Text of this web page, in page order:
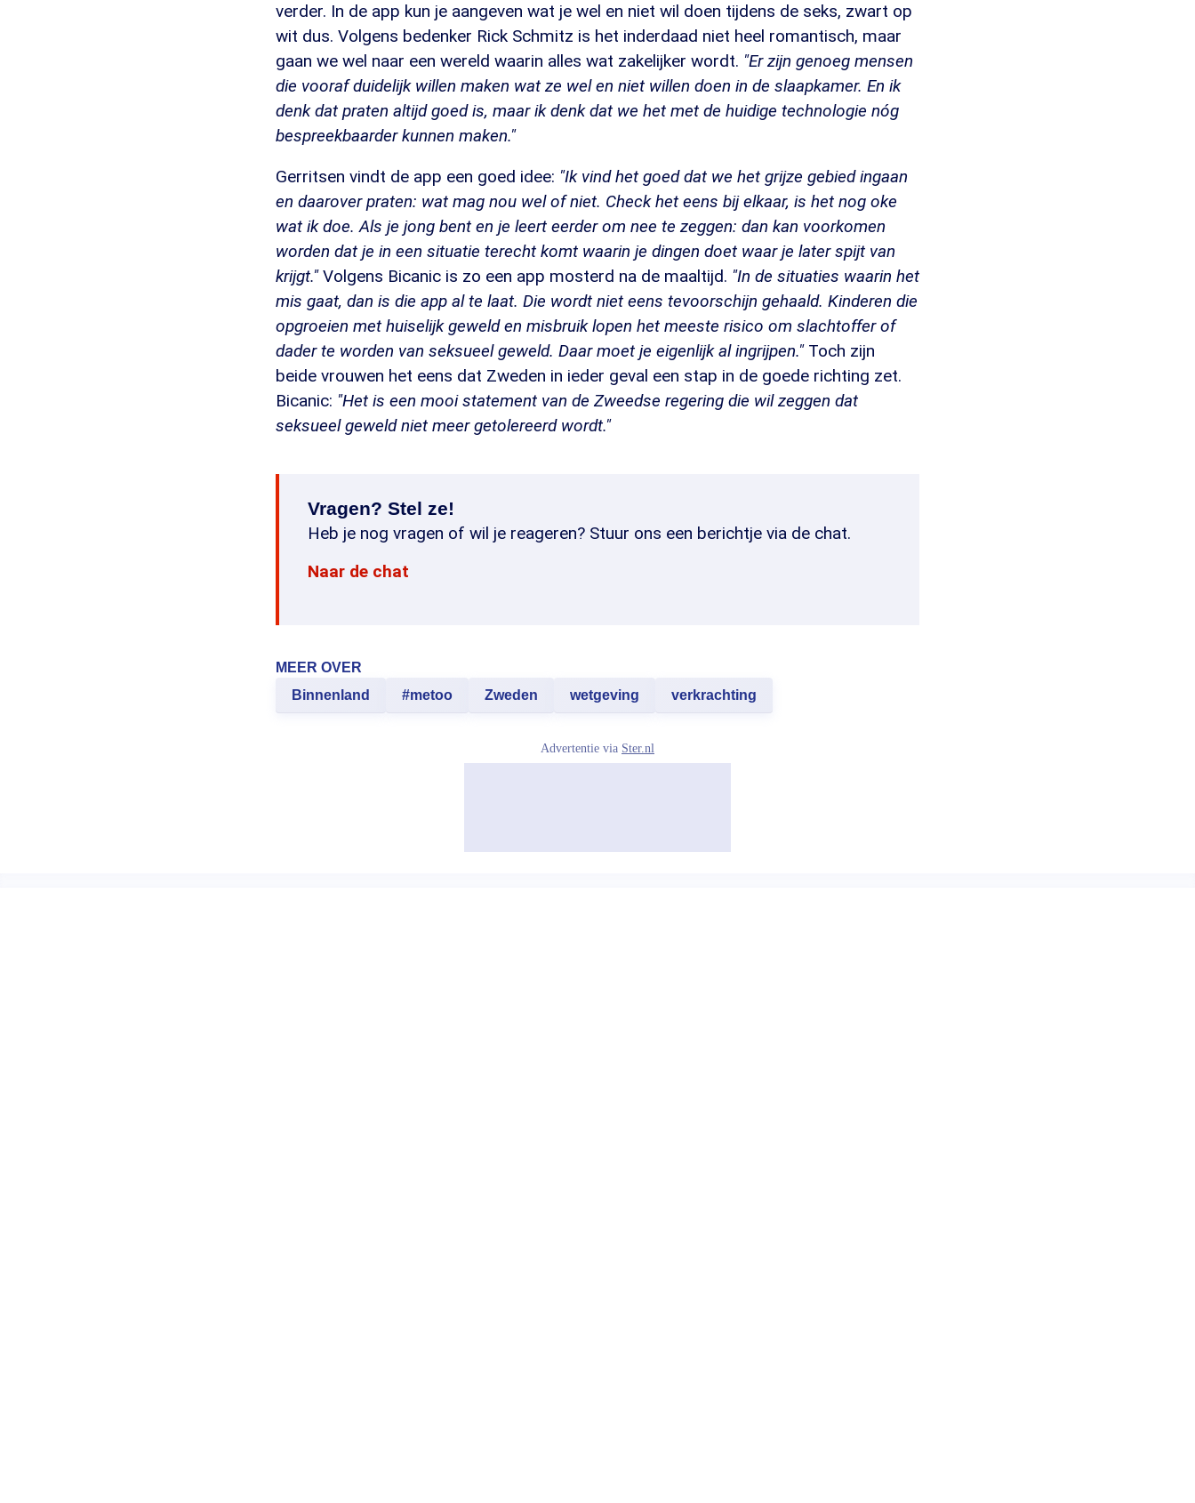
verder. In de app kun je aangeven wat je wel en niet wil doen tijdens de seks, zwart op
wit dus. Volgens bedenker Rick Schmitz is het inderdaad niet heel romantisch, maar
gaan we wel naar een wereld waarin alles wat zakelijker wordt. "Er zijn genoeg mensen
die vooraf duidelijk willen maken wat ze wel en niet willen doen in de slaapkamer. En ik
denk dat praten altijd goed is, maar ik denk dat we het met de huidige technologie nóg
bespreekbaarder kunnen maken."
Gerritsen vindt de app een goed idee: "Ik vind het goed dat we het grijze gebied ingaan
en daarover praten: wat mag nou wel of niet. Check het eens bij elkaar, is het nog oke
wat ik doe. Als je jong bent en je leert eerder om nee te zeggen: dan kan voorkomen
worden dat je in een situatie terecht komt waarin je dingen doet waar je later spijt van
krijgt."Volgens Bicanic is zo een app mosterd na de maaltijd. "In de situaties waarin het
mis gaat, dan is die app al te laat. Die wordt niet eens tevoorschijn gehaald. Kinderen die
opgroeien met huiselijk geweld en misbruik lopen het meeste risico om slachtoffer of
dader te worden van seksueel geweld. Daar moet je eigenlijk al ingrijpen." Toch zijn
beide vrouwen het eens dat Zweden in ieder geval een stap in de goede richting zet.
Bicanic: "Het is een mooi statement van de Zweedse regering die wil zeggen dat
seksueel geweld niet meer getolereerd wordt."
Vragen? Stel ze!
Heb je nog vragen of wil je reageren? Stuur ons een berichtje via de chat.
Naar de chat
MEER OVER
Binnenland
#metoo Zweden wetgeving verkrachting
Advertentie via Ster.nl